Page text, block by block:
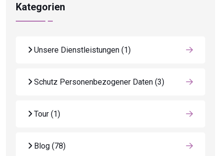
Kategorien
Unsere Dienstleistungen (1)
Schutz Personenbezogener Daten (3)
Tour (1)
Blog (78)